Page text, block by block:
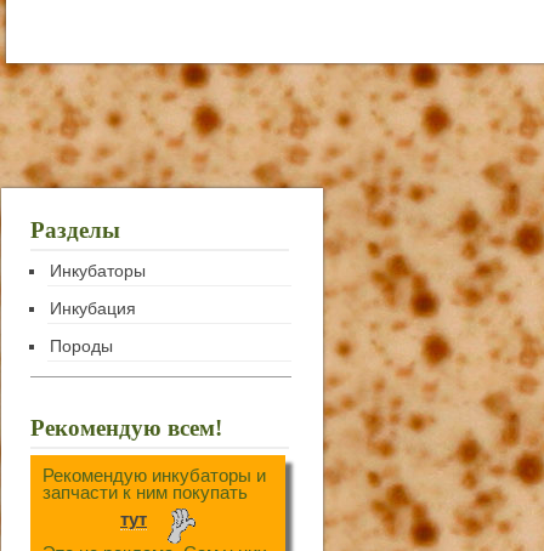
Разделы
Инкубаторы
Инкубация
Породы
Рекомендую всем!
Рекомендую инкубаторы и
запчасти к ним покупать
тут